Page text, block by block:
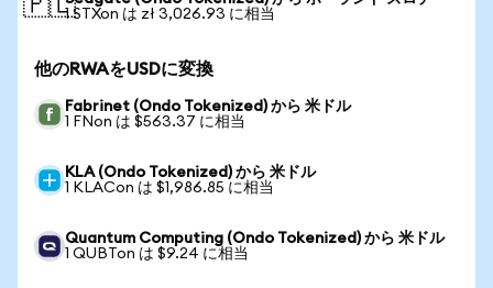
🇵🇱1 STXon は zł 3,026.93 に相当
他のRWAをUSDに変換
Fabrinet (Ondo Tokenized) から 米ドル
1 FNon は $563.37 に相当
KLA (Ondo Tokenized) から 米ドル
1 KLACon は $1,986.85 に相当
Quantum Computing (Ondo Tokenized) から 米ドル
1 QUBTon は $9.24 に相当